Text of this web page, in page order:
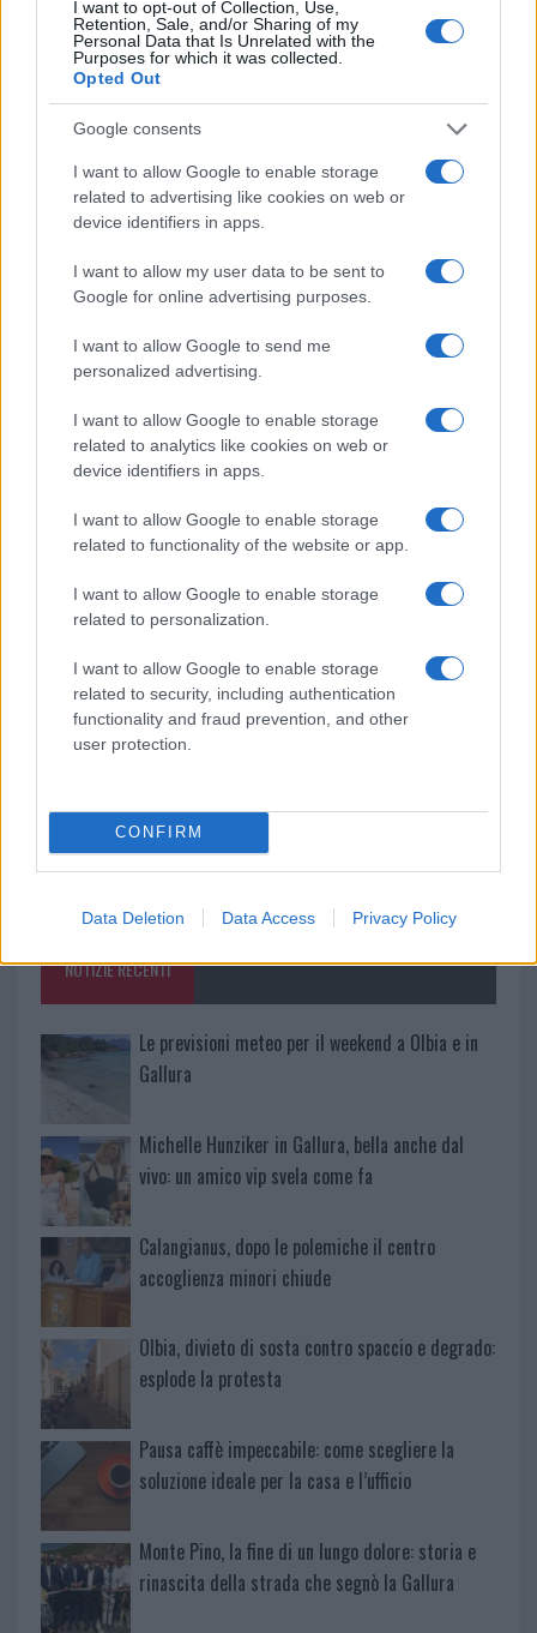
I want to opt-out of Collection, Use,
Retention, Sale, and/or Sharing of my
Personal Data that Is Unrelated with the
Purposes for which it was collected.
Opted Out
Google consents
I want to allow Google to enable storage
related to advertising like cookies on web or
device identifiers in apps.
I want to allow my user data to be sent to
Google for online advertising purposes.
I want to allow Google to send me
personalized advertising.
I want to allow Google to enable storage
related to analytics like cookies on web or
device identifiers in apps.
I want to allow Google to enable storage
related to functionality of the website or app.
I want to allow Google to enable storage
related to personalization.
I want to allow Google to enable storage
related to security, including authentication
functionality and fraud prevention, and other
user protection.
CONFIRM
Data Deletion Data Access Privacy Policy
TEMI: Aeroporto Alghero
Aeroporto Olbia
Notizie Alghero
Notizie Olbia
Silvio Pippobello
Valeria Rebasti
Inviaci le tue segnalazioni,
i tuoi video e le tue foto
Su WhatsApp al numero +39
345 356 7512
Notizie in tempo reale?
Entra nel canale telegram di
GalluraOggi.it
Ricevi le nostre ultime news
daGoogle News
Condividi l'articolo
F
a
ce
b
o
o
k
T
w
it
te
r
Pi
n
te
re
st
h
s
A
p
h
re
Articolo precedente
Prossimo articolo
NOTIZIE RECENTI
Le previsioni meteo per il weekend a Olbia e in
Gallura
Michelle Hunziker in Gallura, bella anche dal
vivo: un amico vip svela come fa
Calangianus, dopo le polemiche il centro
accoglienza minori chiude
Olbia, divieto di sosta contro spaccio e degrado:
esplode la protesta
Pausa caffè impeccabile: come scegliere la
soluzione ideale per la casa e l’ufficio
Monte Pino, la fine di un lungo dolore: storia e
rinascita della strada che segnò la Gallura